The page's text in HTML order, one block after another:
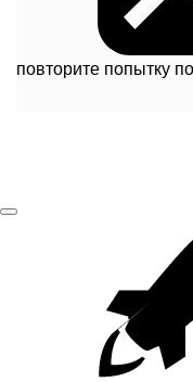
повторите попытку